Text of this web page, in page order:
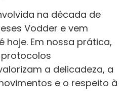
na década de
Vodder e vem
Em nossa prática,
a delicadeza, a
e o respeito à